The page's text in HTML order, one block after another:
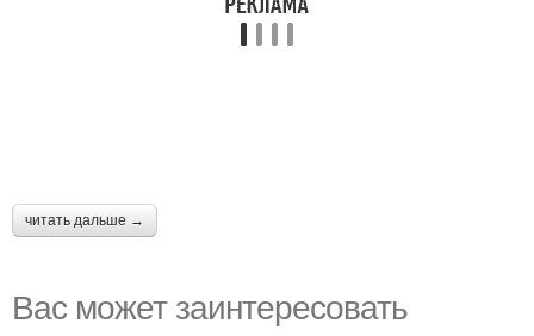
читать дальше →
Вас может заинтересовать